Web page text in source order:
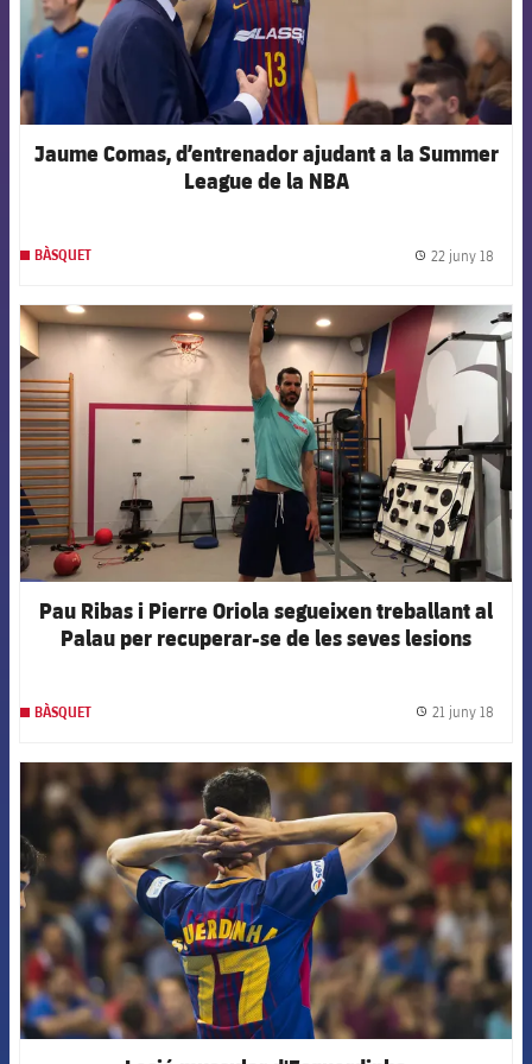
Jaume Comas, d’entrenador ajudant a la Summer
League de la NBA
BÀSQUET 22 juny 18
FCB Barcelona badge
Pau Ribas i Pierre Oriola segueixen treballant al
Palau per recuperar-se de les seves lesions
BÀSQUET 21 juny 18
FCB Barcelona badge